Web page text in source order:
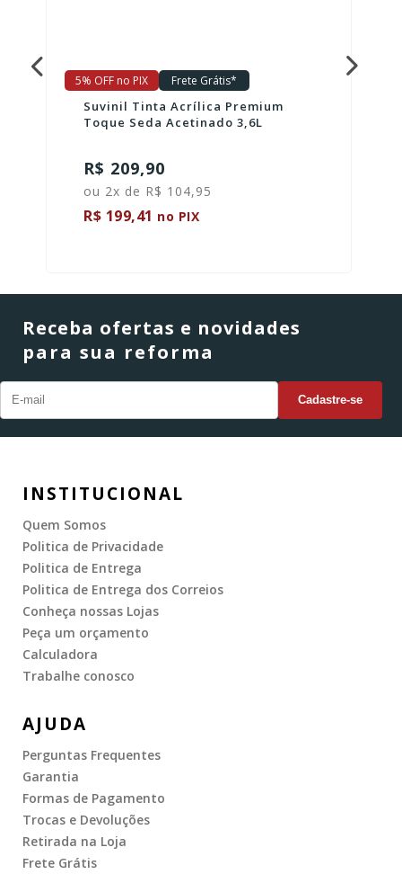
5% OFF no PIX Frete Grátis*
Suvinil Tinta Acrílica Premium
Toque Seda Acetinado 3,6L
R$ 209,90
ou 2x de R$ 104,95
R$ 199,41 no PIX
Receba ofertas e novidades
para sua reforma
INSTITUCIONAL
Quem Somos
Politica de Privacidade
Politica de Entrega
Politica de Entrega dos Correios
Conheça nossas Lojas
Peça um orçamento
Calculadora
Trabalhe conosco
AJUDA
Perguntas Frequentes
Garantia
Formas de Pagamento
Trocas e Devoluções
Retirada na Loja
Frete Grátis